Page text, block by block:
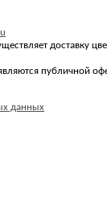
доставку
публичной
данных